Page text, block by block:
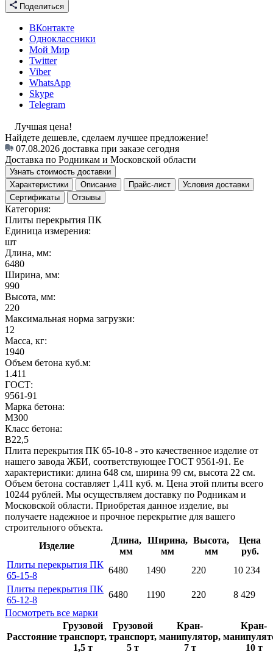
Поделиться
ВКонтакте
Одноклассники
Мой Мир
Twitter
Viber
WhatsApp
Skype
Telegram
Лучшая цена!
Найдете дешевле, сделаем лучшее предложение!
07.08.2026 доставка при заказе сегодня
Доставка по Родникам и Московской области
Узнать стоимость доставки
Характеристики
Описание Прайс-лист
Условия доставки
Сертификаты
Отзывы
Категория:
Плиты перекрытия ПК
Единица измерения:
шт
Длина, мм:
6480
Ширина, мм:
990
Высота, мм:
220
Максимальная норма загрузки:
12
Масса, кг:
1940
Объем бетона куб.м:
1.411
ГОСТ:
9561-91
Марка бетона:
M300
Класс бетона:
B22,5
Плита перекрытия ПК 65-10-8 - это качественное изделие от
нашего завода ЖБИ, соответствующее ГОСТ 9561-91. Ее
характеристики: длина 648 см, ширина 99 см, высота 22 см.
Объем бетона составляет 1,411 куб. м. Цена этой плиты всего
10244 рублей. Мы осуществляем доставку по Родникам и
Московской области. Приобретая данное изделие, вы
получаете надежное и прочное перекрытие для вашего
строительного объекта.
Изделие
Длина,
мм
Ширина,
мм
Высота,
мм
Цена
руб.
Плиты перекрытия ПК
65-15-8
6480 1490 220
10 234
Плиты перекрытия ПК
65-12-8
6480 1190 220
8 429
Посмотреть все марки
Расстояние
Грузовой
транспорт,
1,5 т
Грузовой
транспорт,
5 т
Кран-
манипулятор,
7 т
Кран-
10 т